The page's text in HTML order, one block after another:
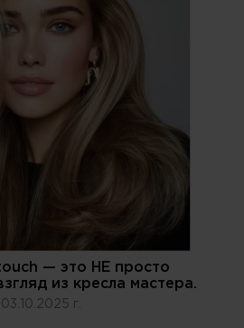
— это НЕ просто
из кресла мастера.
03.10.2025 г.